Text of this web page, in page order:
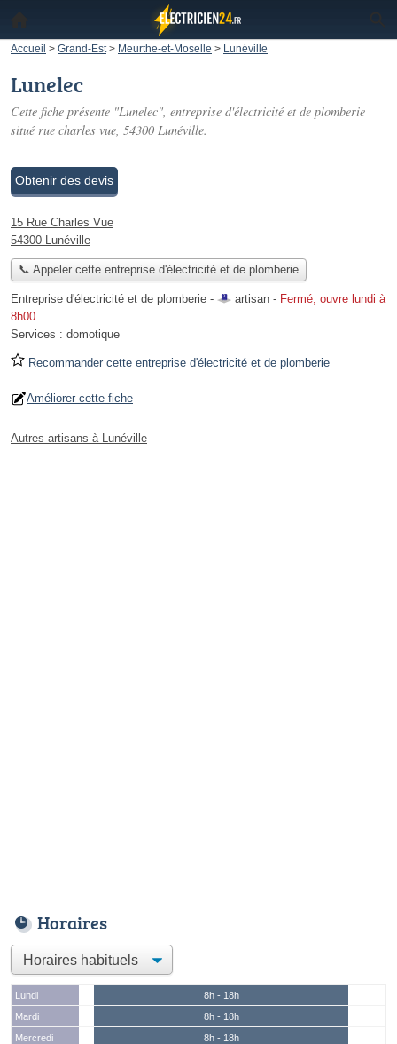
Accueil > Grand-Est > Meurthe-et-Moselle > Lunéville
Lunelec
Cette fiche présente "Lunelec", entreprise d'électricité et de plomberie
situé rue charles vue, 54300 Lunéville.
Obtenir des devis
15 Rue Charles Vue
54300 Lunéville
📞 Appeler cette entreprise d'électricité et de plomberie
Entreprise d'électricité et de plomberie - artisan - Fermé, ouvre lundi à
8h00
Services : domotique
Recommander cette entreprise d'électricité et de plomberie
Améliorer cette fiche
Autres artisans à Lunéville
Horaires
Lundi
8h - 18h
Mardi
8h - 18h
Mercredi
8h - 18h